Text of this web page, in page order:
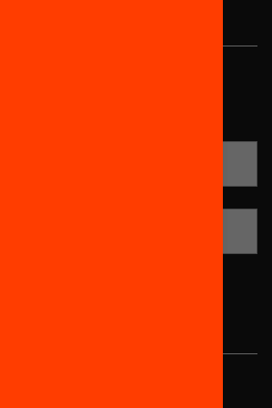
ja han triat Equitat. Rep
i projectes per millorar la
a Catalunya.